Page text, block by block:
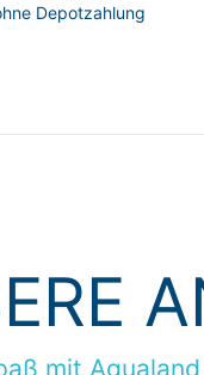
Depotzahlung
mit